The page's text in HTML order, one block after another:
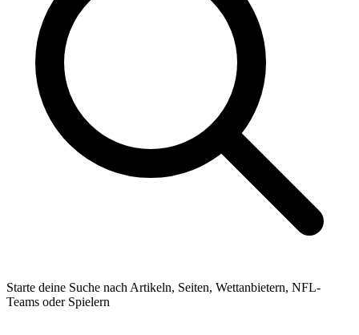
Starte deine Suche nach Artikeln, Seiten, Wettanbietern, NFL-
Teams oder Spielern